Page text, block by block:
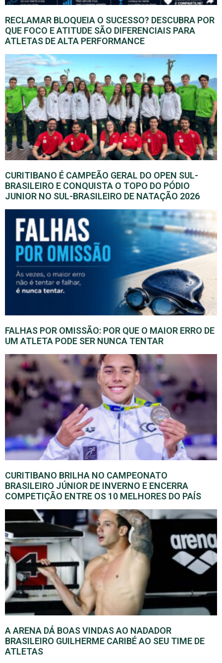
RECLAMAR BLOQUEIA O SUCESSO? DESCUBRA POR
QUE FOCO E ATITUDE SÃO DIFERENCIAIS PARA
ATLETAS DE ALTA PERFORMANCE
CURITIBANO É CAMPEÃO GERAL DO OPEN SUL-
BRASILEIRO E CONQUISTA O TOPO DO PÓDIO
JUNIOR NO SUL-BRASILEIRO DE NATAÇÃO 2026
FALHAS POR OMISSÃO: POR QUE O MAIOR ERRO DE
UM ATLETA PODE SER NUNCA TENTAR
CURITIBANO BRILHA NO CAMPEONATO
BRASILEIRO JÚNIOR DE INVERNO E ENCERRA
COMPETIÇÃO ENTRE OS 10 MELHORES DO PAÍS
A ARENA DÁ BOAS VINDAS AO NADADOR
BRASILEIRO GUILHERME CARIBÉ AO SEU TIME DE
ATLETAS